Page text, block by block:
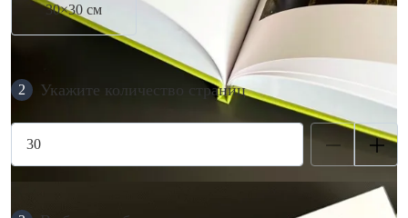
30×30 см
2 Укажите количество страниц